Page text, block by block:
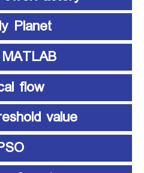
Planet
MATLAB متلب
flow
value